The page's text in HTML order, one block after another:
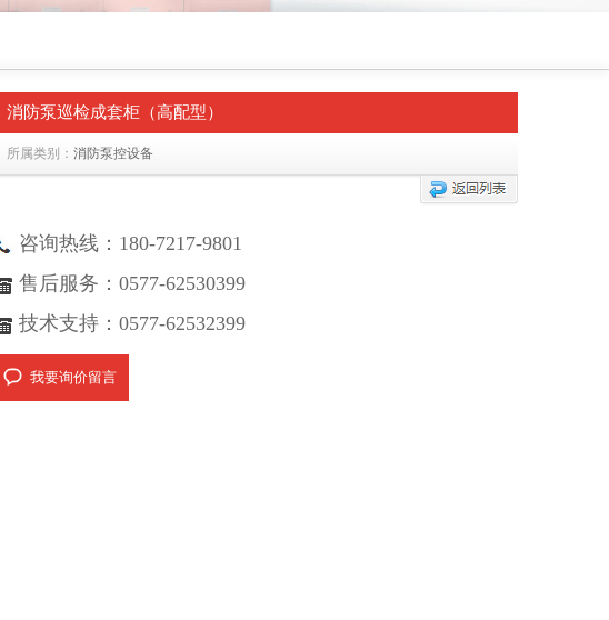
消防泵巡检成套柜（高配型）
所属类别： 消防泵控设备
咨询热线：180-7217-9801
售后服务：0577-62530399
技术支持：0577-62532399
我要询价留言